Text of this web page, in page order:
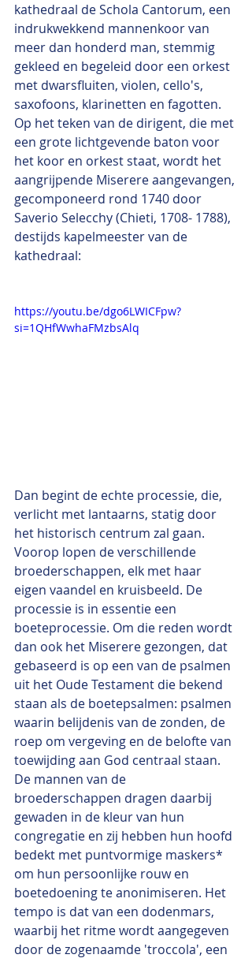
kathedraal de Schola Cantorum, een
indrukwekkend mannenkoor van
meer dan honderd man, stemmig
gekleed en begeleid door een orkest
met dwarsfluiten, violen, cello's,
saxofoons, klarinetten en fagotten.
Op het teken van de dirigent, die met
een grote lichtgevende baton voor
het koor en orkest staat, wordt het
aangrijpende Miserere aangevangen,
gecomponeerd rond 1740 door
Saverio Selecchy (Chieti, 1708- 1788),
destijds kapelmeester van de
kathedraal:
https://youtu.be/dgo6LWICFpw?
si=1QHfWwhaFMzbsAlq
Dan begint de echte processie, die,
verlicht met lantaarns, statig door
het historisch centrum zal gaan.
Voorop lopen de verschillende
broederschappen, elk met haar
eigen vaandel en kruisbeeld. De
processie is in essentie een
boeteprocessie. Om die reden wordt
dan ook het Miserere gezongen, dat
gebaseerd is op een van de psalmen
uit het Oude Testament die bekend
staan als de boetepsalmen: psalmen
waarin belijdenis van de zonden, de
roep om vergeving en de belofte van
toewijding aan God centraal staan.
De mannen van de
broederschappen dragen daarbij
gewaden in de kleur van hun
congregatie en zij hebben hun hoofd
bedekt met puntvormige maskers*
om hun persoonlijke rouw en
boetedoening te anonimiseren. Het
tempo is dat van een dodenmars,
waarbij het ritme wordt aangegeven
door de zogenaamde 'troccola', een